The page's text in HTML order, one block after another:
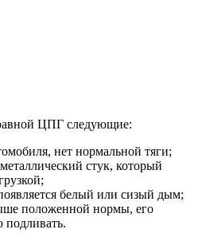
ЦПГ следующие:
нет нормальной тяги;
стук, который
белый или сизый дым;
положенной нормы, его
подливать.